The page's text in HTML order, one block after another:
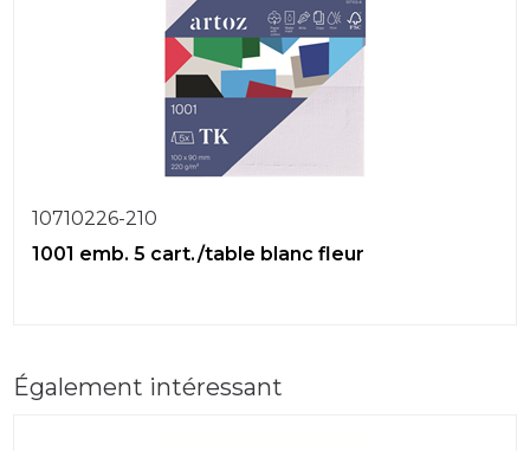
10710226-210
1001 emb. 5 cart./table blanc fleur
Également intéressant